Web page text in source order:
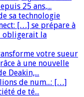
25 ans,...
sa technologie
[…] se prépare à
obligerait la
votre sueur
à une nouvelle
Deakin,...
de num...: […]
de té...